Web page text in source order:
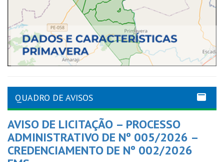
QUADRO DE AVISOS
AVISO DE LICITAÇÃO – PROCESSO
ADMINISTRATIVO DE Nº 005/2026 –
CREDENCIAMENTO DE Nº 002/2026